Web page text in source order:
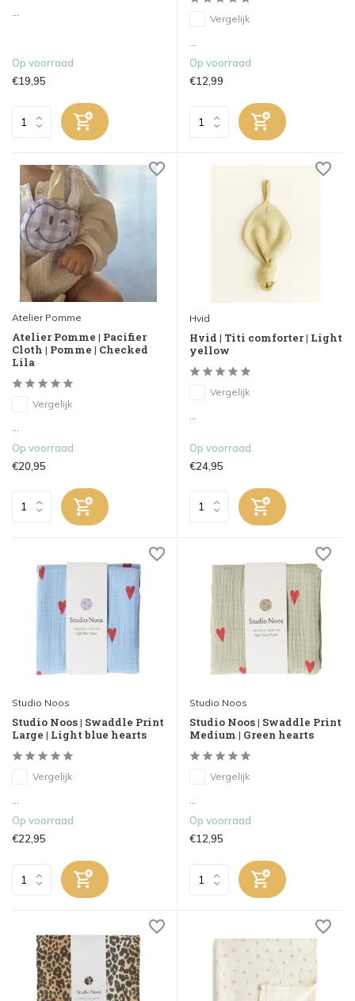
...
Op voorraad
€19,95
Vergelijk
...
Op voorraad
€12,99
Atelier Pomme
Atelier Pomme | Pacifier
Cloth | Pomme | Checked
Lila
Vergelijk
Op voorraad
€20,95
Hvid
Hvid | Titi comforter | Light
yellow
Vergelijk
Op voorraad
€24,95
Studio Noos
Studio Noos | Swaddle Print
Large | Light blue hearts
Vergelijk
Op voorraad
€22,95
Studio Noos
Studio Noos | Swaddle Print
Medium | Green hearts
Vergelijk
...
Op voorraad
€12,95